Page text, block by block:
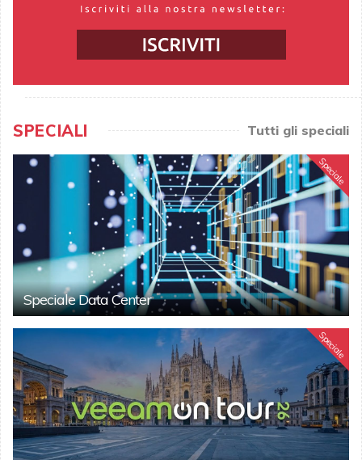
SPECIALI Tutti gli speciali
Speciale
Speciale Data Center
Speciale